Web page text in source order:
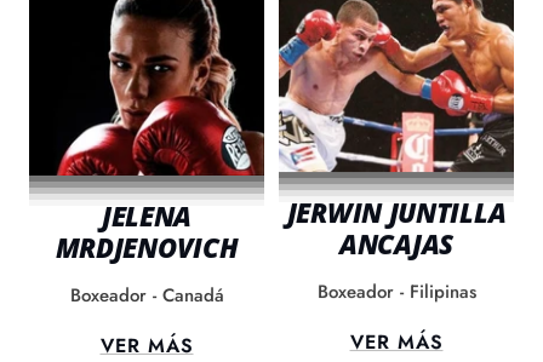
JELENA
MRDJENOVICH
Boxeador - Canadá
VER MÁS
JERWIN JUNTILLA
ANCAJAS
Boxeador - Filipinas
VER MÁS